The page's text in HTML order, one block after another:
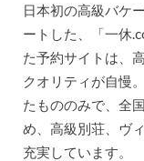
日本初の高級バケ
ートした、「一休
た予約サイトは、
クオリティが自慢
たもののみで、全
め、高級別荘、ヴ
充実しています。